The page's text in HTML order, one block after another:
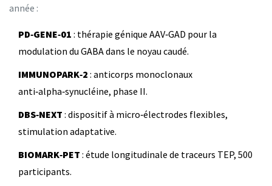
année :
PD‑GENE‑01 : thérapie génique AAV‑GAD pour la
modulation du GABA dans le noyau caudé.
IMMUNOPARK‑2 : anticorps monoclonaux
anti‑alpha‑synucléine, phase II.
DBS‑NEXT : dispositif à micro‑électrodes flexibles,
stimulation adaptative.
BIOMARK‑PET : étude longitudinale de traceurs TEP, 500
participants.